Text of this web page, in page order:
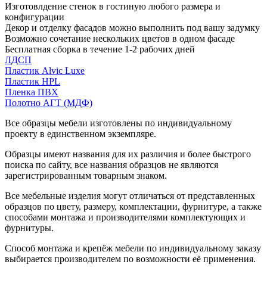
Изготовлдение стенок в гостиную любого размера и
конфигурации
Декор и отделку фасадов можно выполнить под вашу задумку
Возможно сочетание нескольких цветов в одном фасаде
Бесплатная сборка в течение 1-2 рабочих дней
ЛДСП
Пластик Alvic Luxe
Пластик HPL
Пленка ПВХ
Полотно АГТ (МДФ)
Все образцы мебели изготовлены по индивидуальному
проекту в единственном экземпляре.
Образцы имеют названия для их различия и более быстрого
поиска по сайту, все названия образцов не являются
зарегистрированным товарным знаком.
Все мебельные изделия могут отличаться от представленных
образцов по цвету, размеру, комплектации, фурнитуре, а также
способами монтажа и производителями комплектующих и
фурнитуры.
Способ монтажа и крепёж мебели по индивидуальному заказу
выбирается производителем по возможности её применения.